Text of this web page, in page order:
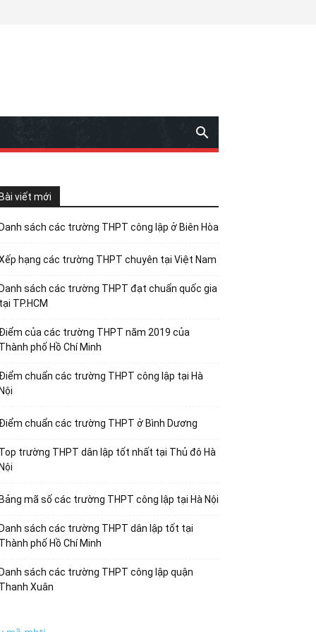
Bài viết mới
Danh sách các trường THPT công lập ở Biên Hòa
hạng các trường THPT chuyên tại Việt Nam
Danh sách các trường THPT đạt chuẩn quốc gia
tại TP.HCM
Điểm của các trường THPT năm 2019 của
Thành phố Hồ Chí Minh
Điểm chuẩn các trường THPT công lập tại Hà
Nội
Điểm chuẩn các trường THPT ở Bình Dương
Top trường THPT dân lập tốt nhất tại Thủ đô Hà
Nội
Bảng mã số các trường THPT công lập tại Hà Nội
Danh sách các trường THPT dân lập tốt tại
Thành phố Hồ Chí Minh
Danh sách các trường THPT công lập quận
Thanh Xuân